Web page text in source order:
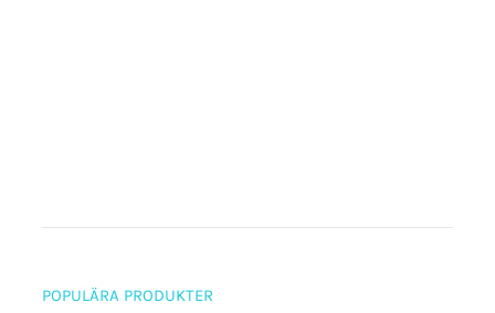
POPULÄRA PRODUKTER